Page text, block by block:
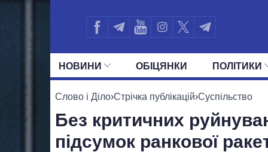
НОВИНИ ОБIЦЯНКИ ПОЛIТИКИ
УСІ ПОЛІТИКИ ПРЕЗИДЕНТ І ОФІС
Слово і Діло›Стрічка публікацій›Суспільство
Без критичних
підсумок ранкової